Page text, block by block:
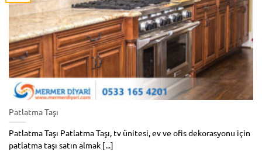
Patlatma Taşı
Patlatma Taşı Patlatma Taşı, tv ünitesi, ev ve ofis dekorasyonu için
patlatma taşı satın almak [...]